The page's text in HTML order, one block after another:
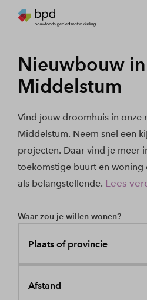
Nieuwbouw in
Middelstum
Vind jouw droomhuis in onze
Middelstum. Neem snel een
projecten. Daar vind je meer
toekomstige buurt en woning
als belangstellende. Lees
Waar zou je willen wonen?
Plaats of provincie
Afstand